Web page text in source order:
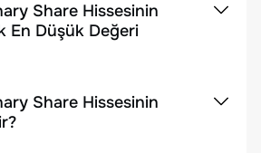
Share Hissesinin
En Düşük Değeri
Share Hissesinin